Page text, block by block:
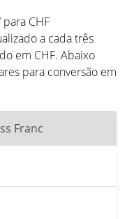
CHF
a cada três
em CHF. Abaixo
para conversão em
Franc